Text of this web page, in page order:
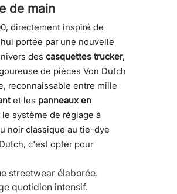
de main
directement inspiré de
portée par une nouvelle
des casquettes trucker,
de pièces Von Dutch
reconnaissable entre mille
et les panneaux en
système de réglage à
noir classique au tie-dye
c'est opter pour
streetwear élaborée.
quotidien intensif.